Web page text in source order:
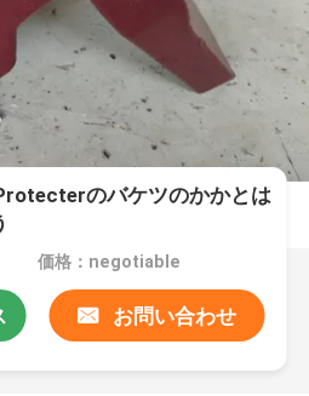
のバケツのかかとは
価格：negotiable
お問い合わせ